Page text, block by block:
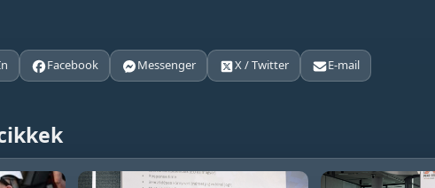
Facebook Messenger X / Twitter E-mail